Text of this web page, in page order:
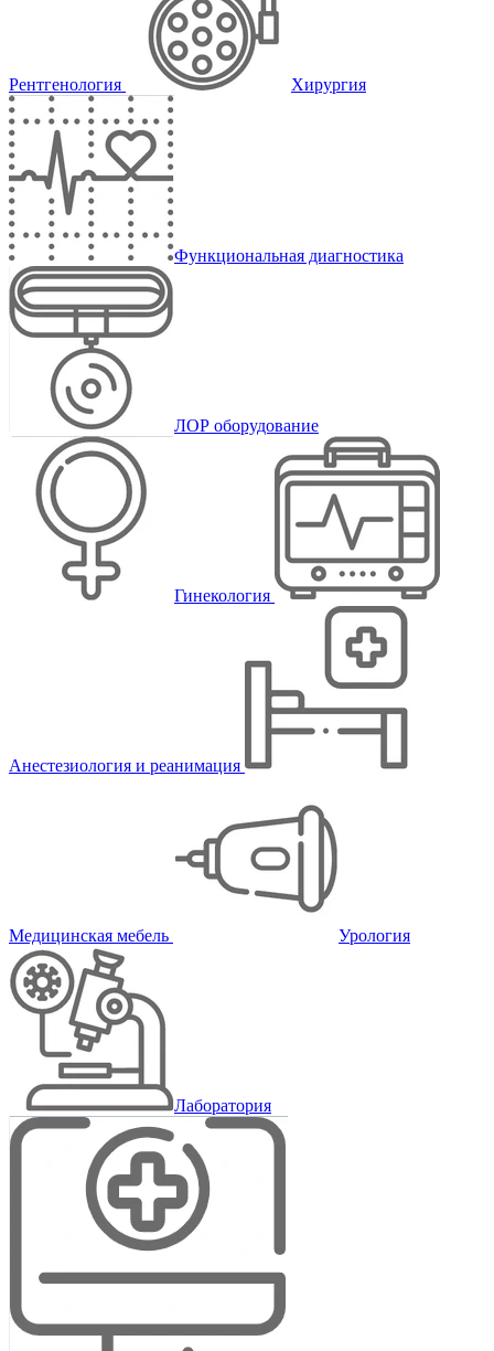
Рентгенология Хирургия
Функциональная диагностика
ЛОР оборудование
Гинекология
Анестезиология и реанимация
Медицинская мебель Урология
Лаборатория